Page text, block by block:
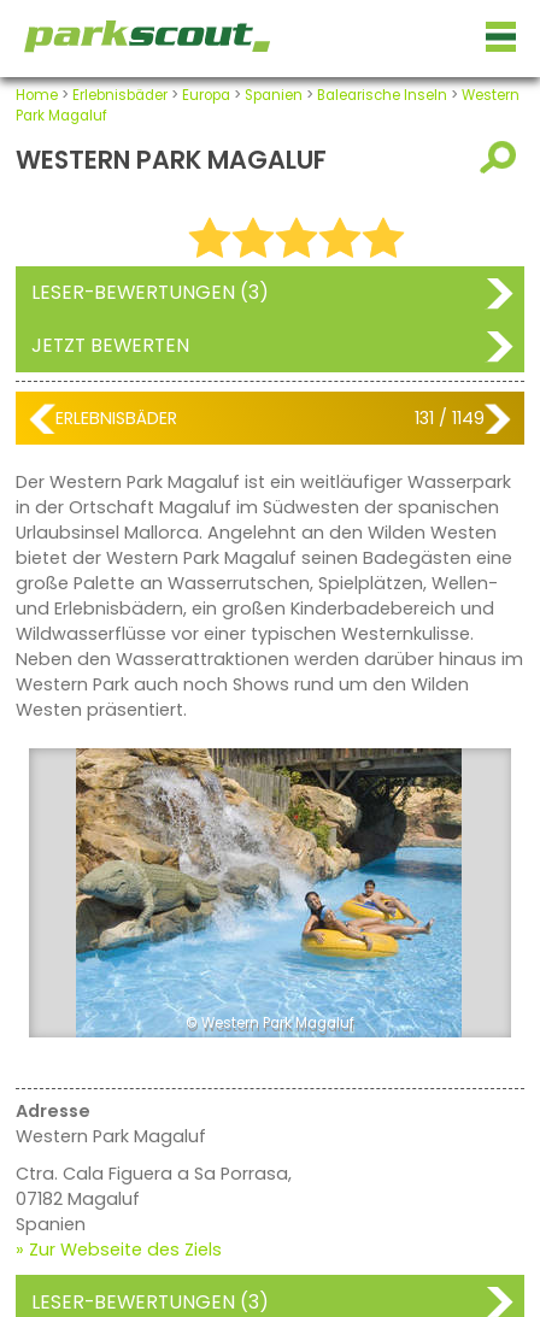
Home> Erlebnisbäder> Europa > Spanien > Balearische Inseln > Western
Park Magaluf
WESTERN PARK MAGALUF
LESER-BEWERTUNGEN (3)
JETZT BEWERTEN
ERLEBNISBÄDER 131 / 1149
Der Western Park Magaluf ist ein weitläufiger Wasserpark
in der Ortschaft Magaluf im Südwesten der spanischen
Urlaubsinsel Mallorca. Angelehnt an den Wilden Westen
bietet der Western Park Magaluf seinen Badegästen eine
große Palette an Wasserrutschen, Spielplätzen, Wellen-
und Erlebnisbädern, ein großen Kinderbadebereich und
Wildwasserflüsse vor einer typischen Westernkulisse.
Neben den Wasserattraktionen werden darüber hinaus im
Western Park auch noch Shows rund um den Wilden
Westen präsentiert.
© Western Park Magaluf
Adresse
Western Park Magaluf
Ctra. Cala Figuera a Sa Porrasa,
07182 Magaluf
Spanien
» Zur Webseite des Ziels
LESER-BEWERTUNGEN (3)